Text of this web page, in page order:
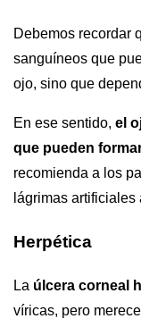
Debemos recordar
sanguíneos que
ojo, sino que
En ese sentido, el
que pueden
recomienda a los
lágrimas
Herpética
La úlcera corneal
víricas, pero